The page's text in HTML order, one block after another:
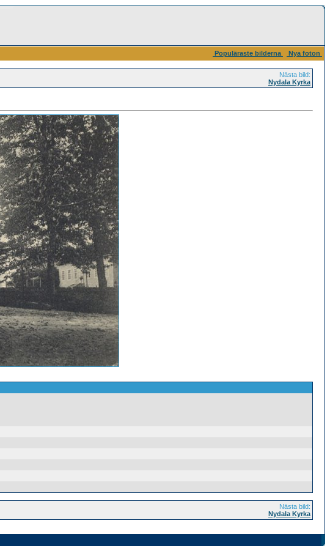
Populäraste bilderna Nya foton
Nästa bild:
Nydala Kyrka
Nästa bild:
Nydala Kyrka